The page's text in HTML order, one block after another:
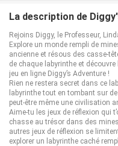
La description de
Rejoins Diggy, le Professeur,
Explore un monde rempli de
ancienne et résous des casse-
de chaque labyrinthe et
jeu en ligne Diggy’s Adventure !
Rien ne restera secret dans ce
labyrinthe tout en tombant sur
peut-être même une civilisation
Aime-tu les jeux de réflexion qui
chasse au trésor dans des
autres jeux de réflexion se
explorer un labyrinthe caché